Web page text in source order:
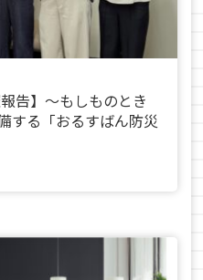
告】～もしものとき
する「おるすばん防災